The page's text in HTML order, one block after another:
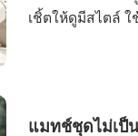
เชิ้ตให้ดูมีสไตล์
แมทช์ชุดไม่เป็